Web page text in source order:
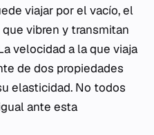
viajar por el vacío, el
vibren y transmitan
velocidad a la que viaja
de dos propiedades
elasticidad. No todos
ante esta